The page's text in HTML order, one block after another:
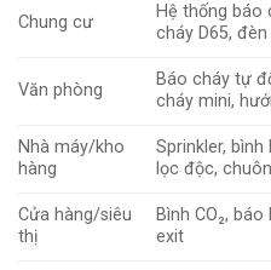
Chung cư
Hệ thống báo
cháy D65,
Văn phòng
Báo cháy tự
cháy mini,
Nhà máy/kho
hàng
Sprinkler,
lọc độc,
Cửa hàng/siêu
thị
Bình CO₂,
exit